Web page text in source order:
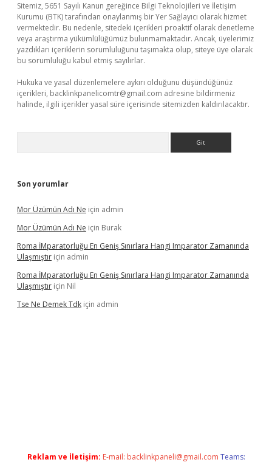
Sitemiz, 5651 Sayılı Kanun gereğince Bilgi Teknolojileri ve İletişim
Kurumu (BTK) tarafından onaylanmış bir Yer Sağlayıcı olarak hizmet
vermektedir. Bu nedenle, sitedeki içerikleri proaktif olarak denetleme
veya araştırma yükümlülüğümüz bulunmamaktadır. Ancak, üyelerimiz
yazdıkları içeriklerin sorumluluğunu taşımakta olup, siteye üye olarak
bu sorumluluğu kabul etmiş sayılırlar.
Hukuka ve yasal düzenlemelere aykırı olduğunu düşündüğünüz
içerikleri, backlinkpanelicomtr@gmail.com adresine bildirmeniz
halinde, ilgili içerikler yasal süre içerisinde sitemizden kaldırılacaktır.
Son yorumlar
Mor Üzümün Adı Ne için admin
Mor Üzümün Adı Ne için Burak
Roma İMparatorluğu En Geniş Sınırlara Hangi Imparator Zamanında
Ulaşmıştır için admin
Roma İMparatorluğu En Geniş Sınırlara Hangi Imparator Zamanında
Ulaşmıştır için Nil
Tse Ne Demek Tdk için admin
Reklam ve İletişim: E-mail: backlinkpaneli@gmail.com Teams: